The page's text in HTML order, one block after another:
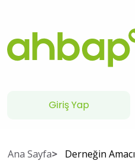
Giriş Yap
Ana Sayfa Derneğin Amacı